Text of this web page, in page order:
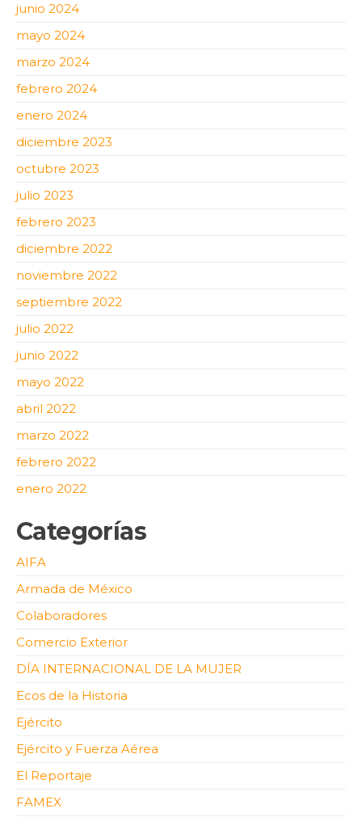
junio 2024
mayo 2024
marzo 2024
febrero 2024
enero 2024
diciembre 2023
octubre 2023
julio 2023
febrero 2023
diciembre 2022
noviembre 2022
septiembre 2022
julio 2022
junio 2022
mayo 2022
abril 2022
marzo 2022
febrero 2022
enero 2022
Categorías
AIFA
Armada de México
Colaboradores
Comercio Exterior
DÍA INTERNACIONAL DE LA MUJER
Ecos de la Historia
Ejército
Ejército y Fuerza Aérea
El Reportaje
FAMEX